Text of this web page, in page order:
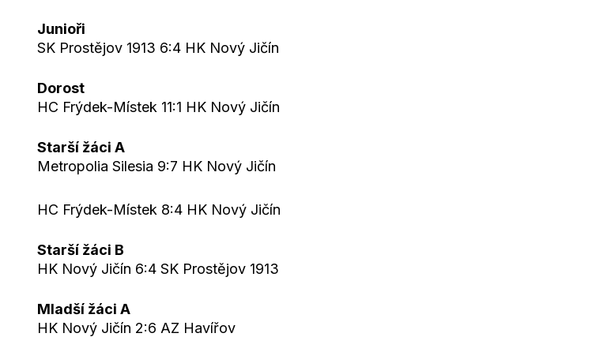
Junioři
SK Prostějov 1913 6:4 HK Nový Jičín
Dorost
HC Frýdek-Místek 11:1 HK Nový Jičín
Starší žáci A
Metropolia Silesia 9:7 HK Nový Jičín
HC Frýdek-Místek 8:4 HK Nový Jičín
Starší žáci B
HK Nový Jičín 6:4 SK Prostějov 1913
Mladší žáci A
HK Nový Jičín 2:6 AZ Havířov